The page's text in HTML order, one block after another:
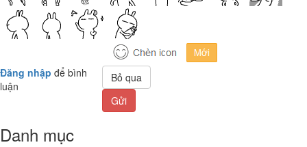
Đăng nhập để bình
luận
Bỏ qua
Gửi
Danh mục